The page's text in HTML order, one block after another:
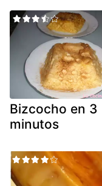
Bizcocho en 3
minutos